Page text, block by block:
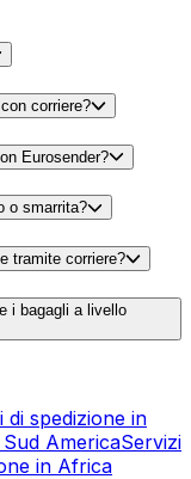
corriere?
Eurosender?
o smarrita?
tramite corriere?
i bagagli a livello
di spedizione in
AmericaServizi
in Africa